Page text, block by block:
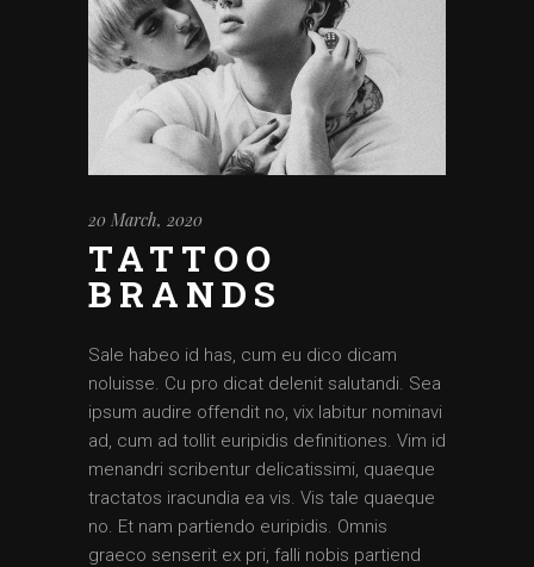
20 March, 2020
TATTOO
BRANDS
Sale habeo id has, cum eu dico dicam
noluisse. Cu pro dicat delenit salutandi. Sea
ipsum audire offendit no, vix labitur nominavi
ad, cum ad tollit euripidis definitiones. Vim id
menandri scribentur delicatissimi, quaeque
tractatos iracundia ea vis. Vis tale quaeque
no. Et nam partiendo euripidis. Omnis
graeco senserit ex pri, falli nobis partiend